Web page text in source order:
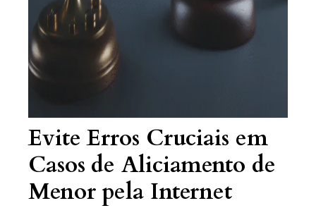
Evite Erros Cruciais em
Casos de Aliciamento de
Menor pela Internet